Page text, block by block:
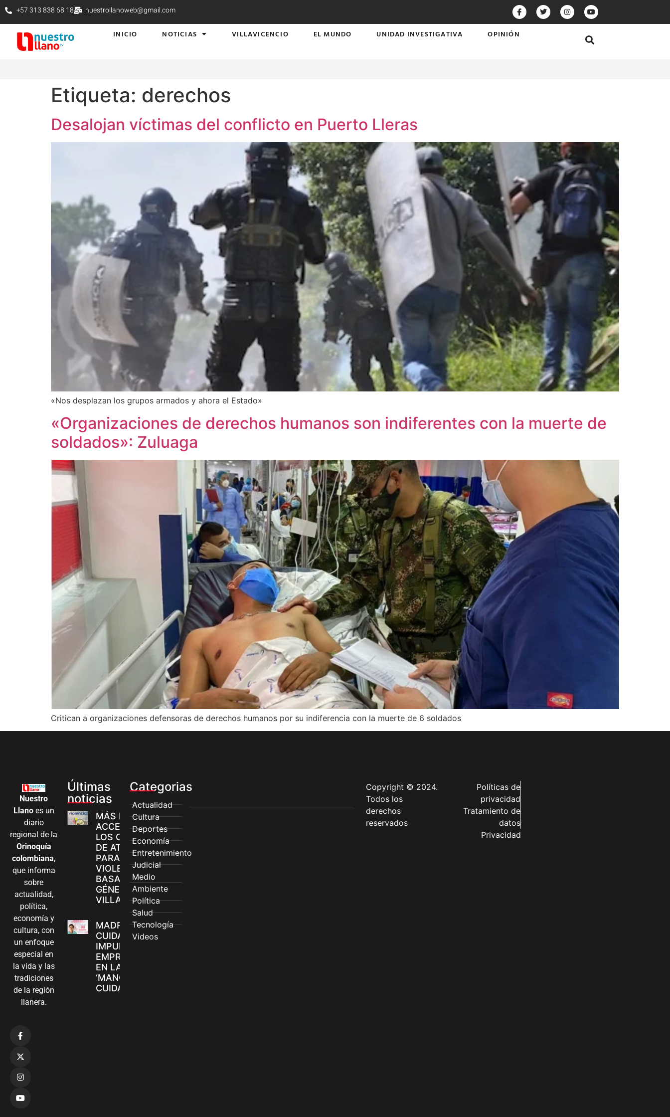
+57 313 838 68 18 nuestrollanoweb@gmail.com
INICIO NOTICIAS VILLAVICENCIO EL MUNDO UNIDAD INVESTIGATIVA OPINIÓN
Etiqueta: derechos
Desalojan víctimas del conflicto en Puerto Lleras
«Nos desplazan los grupos armados y ahora el Estado»
«Organizaciones de derechos humanos son indiferentes con la muerte de
soldados»: Zuluaga
Critican a organizaciones defensoras de derechos humanos por su indiferencia con la muerte de 6 soldados
Nuestro
Llanoes un
diario
regional de la
Orinoquía
colombiana,
que informa
sobre
actualidad,
política,
economía y
cultura, con
un enfoque
especial en
la vida y las
tradiciones
de la región
llanera.
Últimas
noticias
MÁS MUJERES
ACCEDEN A
LOS CANALES
DE ATENCIÓN
PARA
VIOLENCIAS
BASADAS EN
GÉNERO EN
VILLAVICENCIO
MADRES
CUIDADORAS
IMPULSAN SUS
EMPRENDIMIENTOS
EN LA FERIA
‘MANOS QUE
CUIDAN Y CREAN’
Categorias
Actualidad
Cultura
Deportes
Economía
Entretenimiento
Judicial
Medio
Ambiente
Política
Salud
Tecnología
Videos
Copyright © 2024.
Todos los
derechos
reservados
Políticas de
privacidad
Tratamiento de
datos
Privacidad